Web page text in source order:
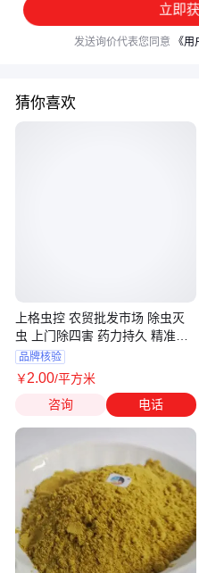
立即
发送询价代表您同意 《用
猜你喜欢
上格虫控 农贸批发市场 除虫灭
虫 上门除四害 药力持久 精准施
药 服务上门
品牌核验
￥2.00/平方米
咨询
电话